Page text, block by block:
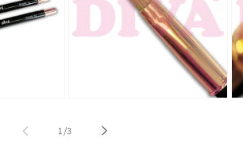
openen
1/van
3